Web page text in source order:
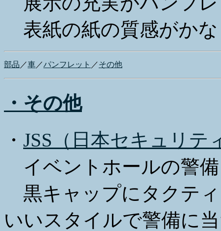
表紙の紙の質感がか
部品 ／車 ／パンフレット ／その他
・その他
・ JSS（日本セキュリテ
イベントホールの警
黒キャップにタクテ
いいスタイルで警備に